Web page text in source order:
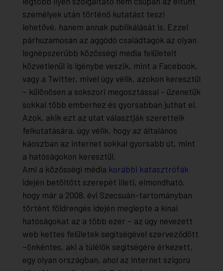
személyek után történő kutatást teszi
lehetővé, hanem annak publikálását is. Ezzel
párhuzamosan az aggódó családtagok az olyan
legnépszerűbb közösségi média felületeit
közvetlenül is igénybe veszik, mint a Facebook,
vagy a Twitter, mivel úgy vélik, azokon keresztül
– különösen a sokszori megosztással - üzenetük
sokkal több emberhez és gyorsabban juthat el.
Azok, akik ezt az utat választják szeretteik
felkutatására, úgy vélik, hogy az általános
káoszban az internet sokkal gyorsabb út, mint
a hatóságokon keresztül.
Ami a közösségi média korábbi katasztrófák
idején betöltött szerepét illeti, elmondható,
hogy már a 2008. évi Szecsuán-tartományban
történt földrengés idején meglepte a kínai
hatóságokat az a több ezer – az úgy nevezett
web kettes felületek segítségével szerveződött
–önkéntes, aki a túlélők segítségére érkezett,
egy olyan országban, ahol az internet szigorú